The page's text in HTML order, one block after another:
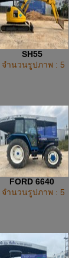
SH55
จำนวนรูปภาพ : 5
FORD 6640
จำนวนรูปภาพ : 5